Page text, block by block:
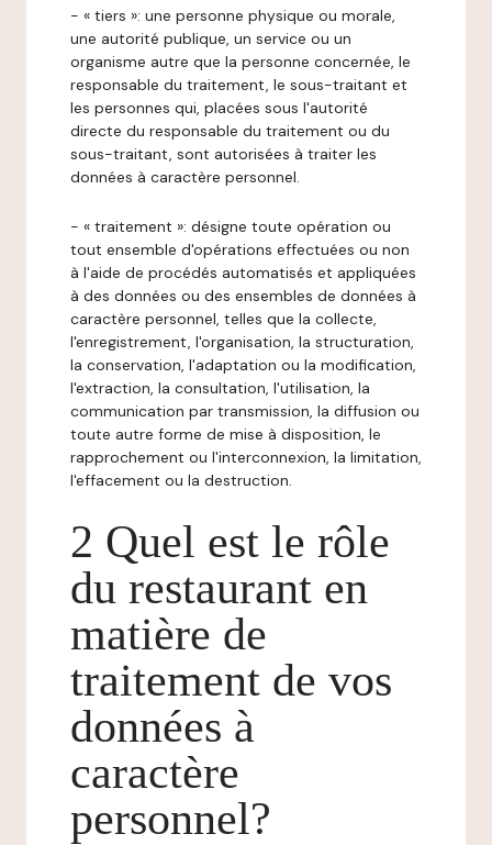
- « tiers »: une personne physique ou morale,
une autorité publique, un service ou un
organisme autre que la personne concernée, le
responsable du traitement, le sous-traitant et
les personnes qui, placées sous l'autorité
directe du responsable du traitement ou du
sous-traitant, sont autorisées à traiter les
données à caractère personnel.
- « traitement »: désigne toute opération ou
tout ensemble d'opérations effectuées ou non
à l'aide de procédés automatisés et appliquées
à des données ou des ensembles de données à
caractère personnel, telles que la collecte,
l'enregistrement, l'organisation, la structuration,
la conservation, l'adaptation ou la modification,
l'extraction, la consultation, l'utilisation, la
communication par transmission, la diffusion ou
toute autre forme de mise à disposition, le
rapprochement ou l'interconnexion, la limitation,
l'effacement ou la destruction.
2 Quel est le rôle
du restaurant en
matière de
traitement de vos
données à
caractère
personnel?